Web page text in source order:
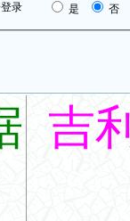
录 是 否
吉